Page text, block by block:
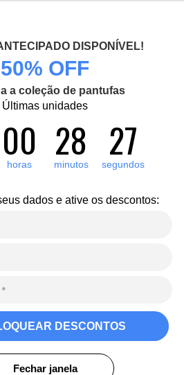
DISPONÍVEL!
50% OFF
a coleção de pantufas
Últimas unidades
00
horas 28
minutos 26
segundos
dados e ative os descontos:
DESCONTOS
Fechar janela